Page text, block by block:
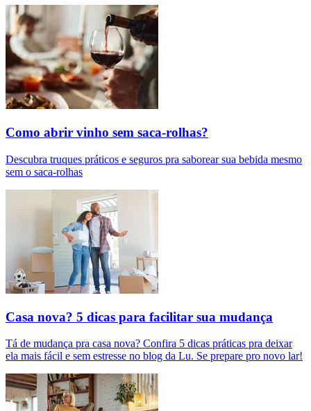
Como abrir vinho sem saca-rolhas?
Descubra truques práticos e seguros pra saborear sua bebida mesmo
sem o saca-rolhas
Casa nova? 5 dicas para facilitar sua mudança
Tá de mudança pra casa nova? Confira 5 dicas práticas pra deixar
ela mais fácil e sem estresse no blog da Lu. Se prepare pro novo lar!